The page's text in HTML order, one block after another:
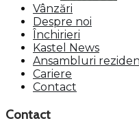
Vânzări
Despre noi
Închirieri
Kastel News
Ansambluri
Cariere
Contact
Contact